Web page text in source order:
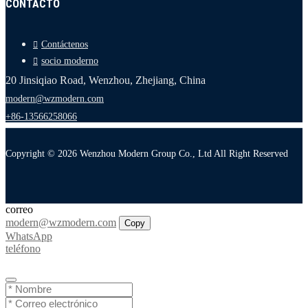
CONTACTO
Contáctenos
socio moderno
20 Jinsiqiao Road, Wenzhou, Zhejiang, China
modern@wzmodern.com
+86-13566258066
Copyright © 2026 Wenzhou Modern Group Co., Ltd All Right Reserved
correo
modern@wzmodern.com
Copy
WhatsApp
teléfono